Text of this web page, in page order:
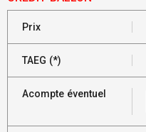
Prix
TAEG (*)
Acompte éventuel